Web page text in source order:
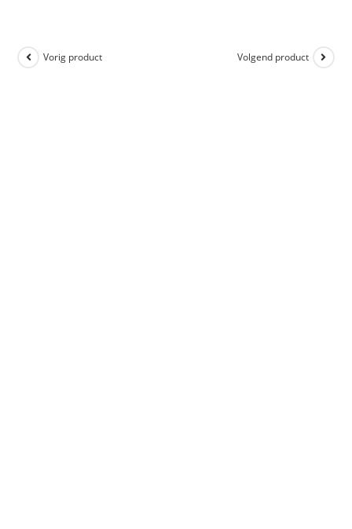
Vorig product Volgend product